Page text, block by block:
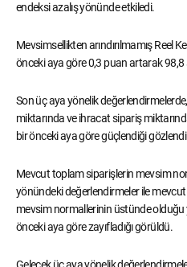
endeksi azalış yönünde etkiledi.
Mevsimsellikten arındırılmamış Reel
önceki aya göre 0,3 puan artarak 98,8
Son üç aya yönelik
miktarında ve ihracat sipariş
bir önceki aya göre güçlendiği
Mevcut toplam siparişlerin mevsim
yönündeki değerlendirmeler ile
mevsim normallerinin üstünde
önceki aya göre zayıfladığı görüldü.